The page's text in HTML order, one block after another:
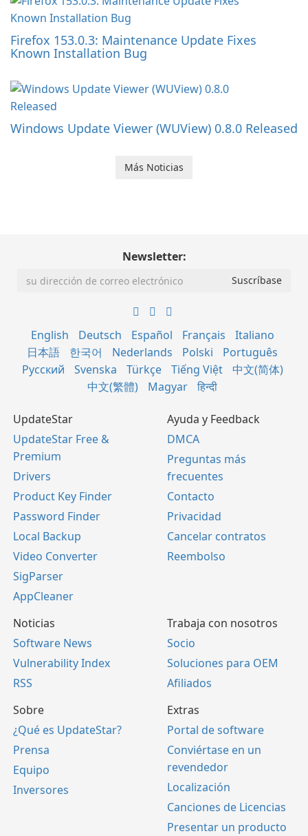
Firefox 153.0.3: Maintenance Update Fixes
Known Installation Bug
Windows Update Viewer (WUView) 0.8.0 Released
Más Noticias
Newsletter:
English Deutsch Español Français
Italiano
日本語
한국어 Nederlands Polski
Português
Русский
Svenska Türkçe Tiếng Việt
中文(简体)
中文(繁體)
Magyar हिन्दी
UpdateStar
UpdateStar Free &
Premium
Drivers
Product Key Finder
Password Finder
Local Backup
Video Converter
SigParser
AppCleaner
Ayuda y Feedback
DMCA
Preguntas más
frecuentes
Contacto
Privacidad
Cancelar contratos
Reembolso
Noticias
Software News
Vulnerability Index
RSS
Trabaja con nosotros
Socio
Soluciones para OEM
Afiliados
Sobre
¿Qué es UpdateStar?
Prensa
Equipo
Inversores
Extras
Portal de software
Conviértase en un
revendedor
Localización
Canciones de Licencias
Presentar un producto